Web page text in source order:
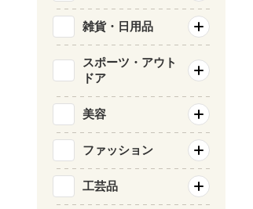
雑貨・日用品
スポーツ・アウト
ドア
美容
ファッション
工芸品